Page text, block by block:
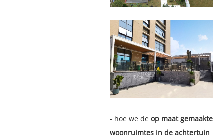
- hoe we de op maat gemaakte
woonruimtes in de achtertuin